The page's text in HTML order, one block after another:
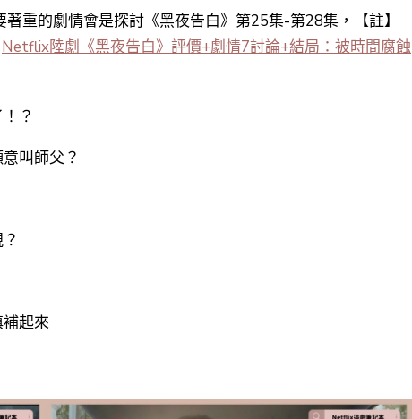
重的劇情會是探討《黑夜告白》第25集-第28集，【註】
Netflix陸劇《黑夜告白》評價+劇情7討論+結局：被時間腐蝕
？
叫師父？
起來